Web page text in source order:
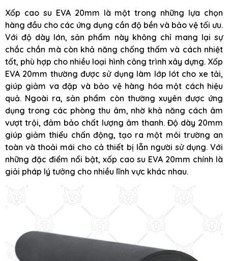
Xốp cao su EVA 20mm là một trong những lựa chọn
hàng đầu cho các ứng dụng cần độ bền và bảo vệ tối ưu.
Với độ dày lớn, sản phẩm này không chỉ mang lại sự
chắc chắn mà còn khả năng chống thấm và cách nhiệt
tốt, phù hợp cho nhiều loại hình công trình xây dựng. Xốp
EVA 20mm thường được sử dụng làm lớp lót cho xe tải,
giúp giảm va đập và bảo vệ hàng hóa một cách hiệu
quả. Ngoài ra, sản phẩm còn thường xuyên được ứng
dụng trong các phòng thu âm, nhờ khả năng cách âm
vượt trội, đảm bảo chất lượng âm thanh. Độ dày 20mm
giúp giảm thiểu chấn động, tạo ra một môi trường an
toàn và thoải mái cho cả thiết bị lẫn người sử dụng. Với
những đặc điểm nổi bật, xốp cao su EVA 20mm chính là
giải pháp lý tưởng cho nhiều lĩnh vực khác nhau.